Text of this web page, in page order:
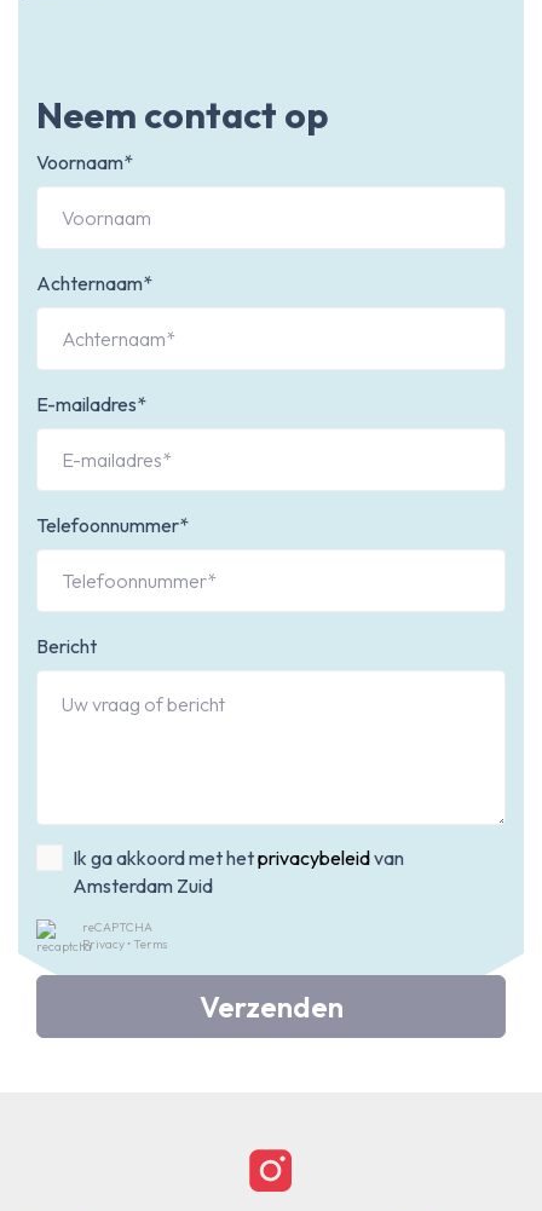
Neem contact op
Voornaam*
Achternaam*
E-mailadres*
Telefoonnummer*
Bericht
Ik ga akkoord met hetprivacybeleidvan
Amsterdam Zuid
reCAPTCHA
Privacy • Terms
Verzenden